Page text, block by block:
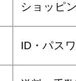
ショッピ
ID・パス